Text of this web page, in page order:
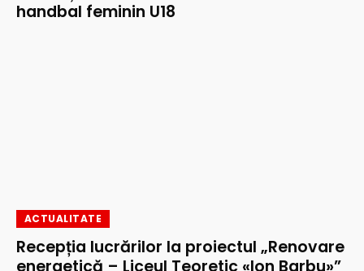
handbal feminin U18
ACTUALITATE
Recepția lucrărilor la proiectul „Renovare